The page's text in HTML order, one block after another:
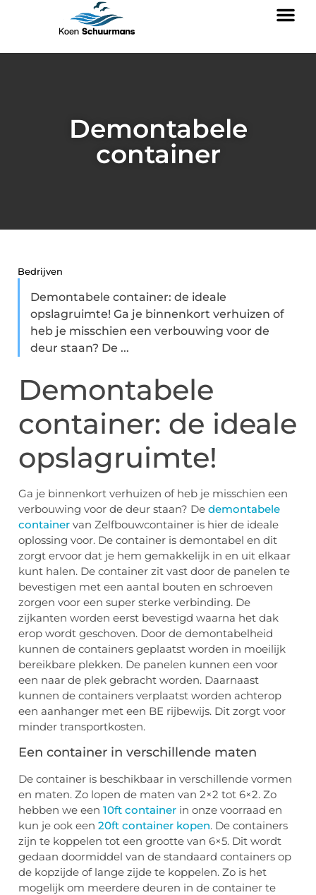
Demontabele
container
Bedrijven
Demontabele container: de ideale
opslagruimte! Ga je binnenkort verhuizen of
heb je misschien een verbouwing voor de
deur staan? De ...
Demontabele
container: de ideale
opslagruimte!
Ga je binnenkort verhuizen of heb je misschien een
verbouwing voor de deur staan? De demontabele
container van Zelfbouwcontainer is hier de ideale
oplossing voor. De container is demontabel en dit
zorgt ervoor dat je hem gemakkelijk in en uit elkaar
kunt halen. De container zit vast door de panelen te
bevestigen met een aantal bouten en schroeven
zorgen voor een super sterke verbinding. De
zijkanten worden eerst bevestigd waarna het dak
erop wordt geschoven. Door de demontabelheid
kunnen de containers geplaatst worden in moeilijk
bereikbare plekken. De panelen kunnen een voor
een naar de plek gebracht worden. Daarnaast
kunnen de containers verplaatst worden achterop
een aanhanger met een BE rijbewijs. Dit zorgt voor
minder transportkosten.
Een container in verschillende maten
De container is beschikbaar in verschillende vormen
en maten. Zo lopen de maten van 2×2 tot 6×2. Zo
hebben we een 10ft container in onze voorraad en
kun je ook een 20ft container kopen. De containers
zijn te koppelen tot een grootte van 6×5. Dit wordt
gedaan doormiddel van de standaard containers op
de kopzijde of lange zijde te koppelen. Zo is het
mogelijk om meerdere deuren in de container te